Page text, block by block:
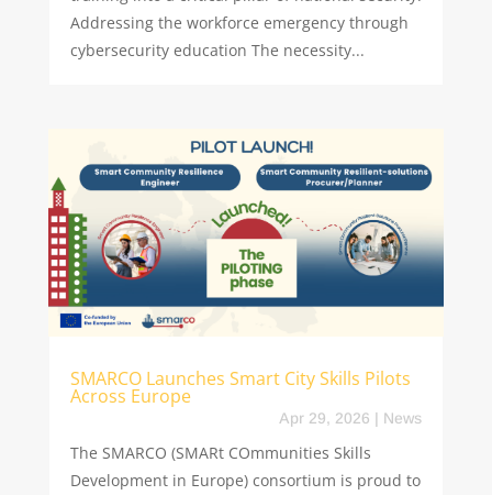
Addressing the workforce emergency through
cybersecurity education The necessity...
SMARCO Launches Smart City Skills Pilots
Across Europe
Apr 29, 2026 | News
The SMARCO (SMARt COmmunities Skills
Development in Europe) consortium is proud to